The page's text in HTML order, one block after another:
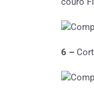
6 –